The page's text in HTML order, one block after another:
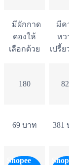
มีผักกาด
ดองให้
เลือกด้วย
มีค
หว
เปรี้ย
180
69 บาท 381
Shopee